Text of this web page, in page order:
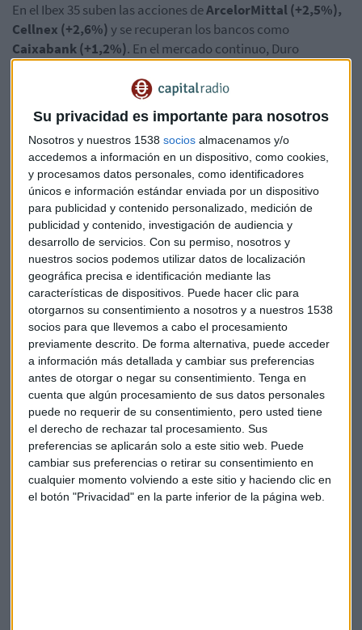
Su privacidad es importante para nosotros
Nosotros y nuestros 1538 socios almacenamos y/o
accedemos a información en un dispositivo, como cookies,
y procesamos datos personales, como identificadores
únicos e información estándar enviada por un dispositivo
para publicidad y contenido personalizado, medición de
publicidad y contenido, investigación de audiencia y
desarrollo de servicios. Con su permiso, nosotros y
nuestros socios podemos utilizar datos de localización
geográfica precisa e identificación mediante las
características de dispositivos. Puede hacer clic para
otorgarnos su consentimiento a nosotros y a nuestros 1538
socios para que llevemos a cabo el procesamiento
previamente descrito. De forma alternativa, puede acceder
a información más detallada y cambiar sus preferencias
antes de otorgar o negar su consentimiento. Tenga en
cuenta que algún procesamiento de sus datos personales
puede no requerir de su consentimiento, pero usted tiene
el derecho de rechazar tal procesamiento. Sus
preferencias se aplicarán solo a este sitio web. Puede
cambiar sus preferencias o retirar su consentimiento en
cualquier momento volviendo a este sitio y haciendo clic en
el botón "Privacidad" en la parte inferior de la página web.
En el Ibex 35 suben las acciones deArcelorMittal (+2,5%),
Cellnex (+2,6%)y se recuperan los bancos como
Caixabank (+1,2%). En el mercado continuo, Duro
Felguera suma un 7,8% a pesar de que ha vuelto a números
rojos hasta septiembre.
Cellnexrevisa al alza sus previsiones de Ebitda anual a un
rango de entre 680-685 millones frente al objetivo previo de
655 millones de euros. La empesa ha perdido 12 millones de
euros hasta septiembre por el impacto de los costes de su
expansión. Sus ingresos han subido un 13% hasta los 753
millones y el Ebitda se ha elevado un 13% hasta los 498
millones. Cellnex ha anunciado operaciones hasta finales de
septiembre de crecimiento en Italia, Francia, Suiza, Irlanda y
Reino Unido, con una inversión acumulada de 6.800
millones de euros, lo que ha reforzado su posición en
Europa. La deuda neta a 30 de septiembre se ha situado en
3.400 millones de euros, de la que un 70 % es a tipo fijo, y la
liquidez disponible es de 9.100 millones.
OHLreduce sus pérdidas un 99,2 % hasta septiembre y logra
un ebitda positivo. El grupo constructor ha perdido 10,4
millones de euros y consigue un ebitda de más de 40
millones de euros. OHL espera concluir antes de fin de año
las conversaciones con la familia mexicana Amodio para su
posible entrada en el capital, según ha avanzado su director
general Manuel Álvarez, en conferencia con analistas. Por